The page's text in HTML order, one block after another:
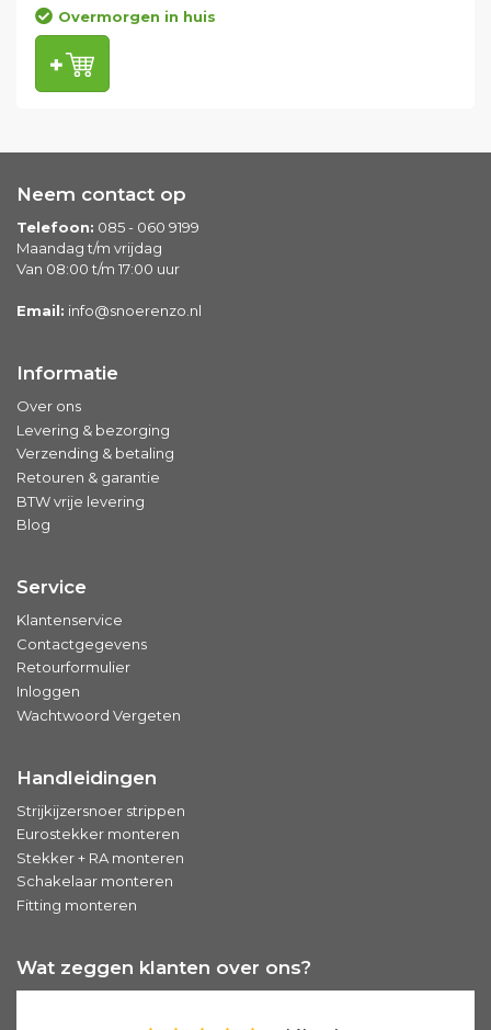
Overmorgen in huis
Neem contact op
Telefoon: 085 - 060 9199
Maandag t/m vrijdag
Van 08:00 t/m 17:00 uur
Email: info@snoerenzo.nl
Informatie
Over ons
Levering & bezorging
Verzending & betaling
Retouren & garantie
BTW vrije levering
Blog
Service
Klantenservice
Contactgegevens
Retourformulier
Inloggen
Wachtwoord Vergeten
Handleidingen
Strijkijzersnoer strippen
Eurostekker monteren
Stekker + RA monteren
Schakelaar monteren
Fitting monteren
Wat zeggen klanten over ons?